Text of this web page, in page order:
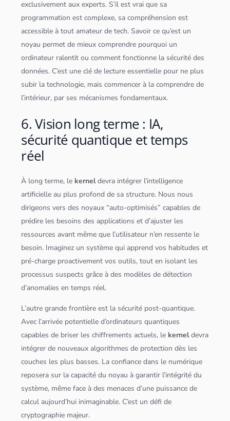
exclusivement aux experts. S’il est vrai que sa
programmation est complexe, sa compréhension est
accessible à tout amateur de tech. Savoir ce qu’est un
noyau permet de mieux comprendre pourquoi un
ordinateur ralentit ou comment fonctionne la sécurité des
données. C’est une clé de lecture essentielle pour ne plus
subir la technologie, mais commencer à la comprendre de
l’intérieur, par ses mécanismes fondamentaux.
6. Vision long terme : IA,
sécurité quantique et temps
réel
À long terme, le kerneldevra intégrer l’intelligence
artificielle au plus profond de sa structure. Nous nous
dirigeons vers des noyaux “auto-optimisés” capables de
prédire les besoins desapplications et d’ajuster les
ressources avant même que l’utilisateur n’en ressente le
besoin. Imaginez un système qui apprend vos habitudes et
pré-charge proactivement vos outils, tout en isolant les
processus suspects grâce à des modèles de détection
d’anomalies en temps réel.
L’autre grande frontière est la sécurité post-quantique.
Avec l’arrivée potentielle d’ordinateurs quantiques
capables de briser les chiffrements actuels, le kerneldevra
intégrer de nouveauxalgorithmes de protection dès les
couches les plus basses. La confiance dans le numérique
reposera sur la capacité du noyau à garantir l’intégrité du
système, même face à des menaces d’une puissance de
calcul aujourd’hui inimaginable. C’est un défi de
cryptographie majeur.